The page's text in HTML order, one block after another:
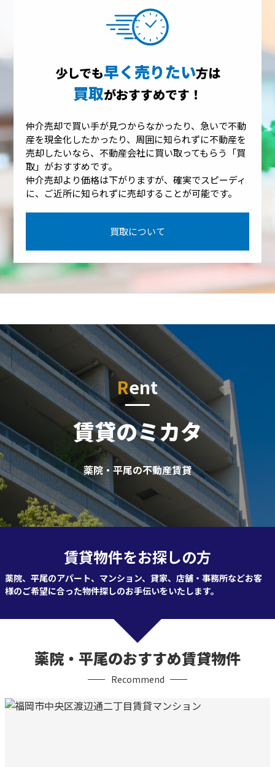
少しでも早く売りたい方は
買取がおすすめです！
仲介売却で買い手が見つからなかったり、急いで不動
産を現金化したかったり、周囲に知られずに不動産を
売却したいなら、不動産会社に買い取ってもらう「買
取」がおすすめです。
仲介売却より価格は下がりますが、確実でスピーディ
に、ご近所に知られずに売却することが可能です。
買取について
Rent
賃貸のミカタ
薬院・平尾の不動産賃貸
賃貸物件をお探しの方
薬院、平尾のアパート、マンション、貸家、店舗・事務所などお客
様のご希望に合った物件探しのお手伝いをいたします。
薬院・平尾のおすすめ賃貸物件
Recommend